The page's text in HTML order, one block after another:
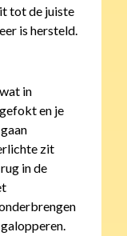
tot de juiste
is hersteld.
in
en je
zit
in de